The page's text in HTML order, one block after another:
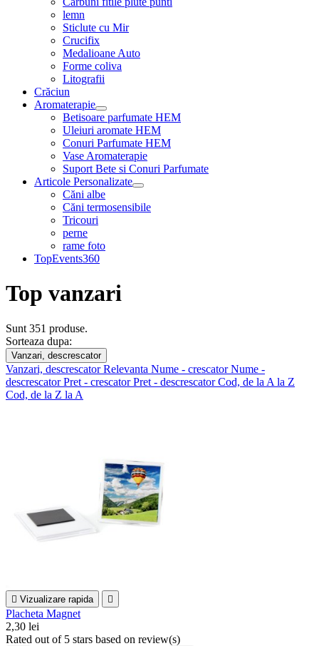
lemn
Sticlute cu Mir
Crucifix
Medalioane Auto
Forme coliva
Litografii
Crăciun
Aromaterapie
Betisoare parfumate HEM
Uleiuri aromate HEM
Conuri Parfumate HEM
Vase Aromaterapie
Suport Bete si Conuri Parfumate
Articole Personalizate
Căni albe
Căni termosensibile
Tricouri
perne
rame foto
TopEvents360
Top vanzari
Sunt 351 produse.
Sorteaza dupa:
Vanzari, descrescator
Vanzari, descrescatorRelevanta Nume - crescatorNume -
descrescatorPret - crescatorPret - descrescatorCod, de la A la Z
Cod, de la Z la A
 Vizualizare rapida 
Placheta Magnet
2,30 lei
Rated out of 5 stars based on review(s)